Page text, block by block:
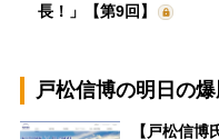
長！」【第9回】
戸松信博の明日の爆
【戸松信